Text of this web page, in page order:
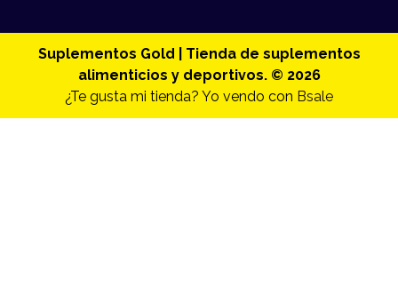
Suplementos Gold | Tienda de suplementos
alimenticios y deportivos. © 2026
¿Te gusta mi tienda? Yo vendo con Bsale